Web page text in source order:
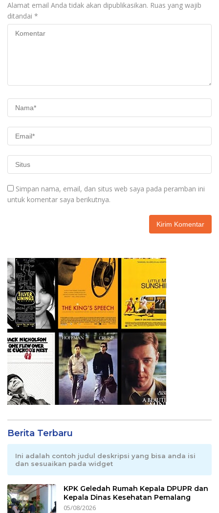
Alamat email Anda tidak akan dipublikasikan. Ruas yang wajib
ditandai *
Simpan nama, email, dan situs web saya pada peramban ini
untuk komentar saya berikutnya.
Berita Terbaru
Ini adalah contoh judul deskripsi yang bisa anda isi
dan sesuaikan pada widget
KPK Geledah Rumah Kepala DPUPR dan
Kepala Dinas Kesehatan Pemalang
05/08/2026